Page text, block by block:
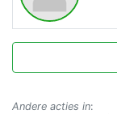
Andere acties in: